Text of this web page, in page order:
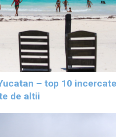
– top 10 incercate
de altii